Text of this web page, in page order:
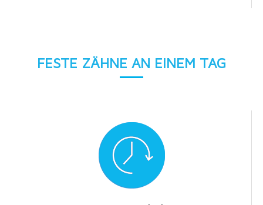
FESTE ZÄHNE AN EINEM TAG